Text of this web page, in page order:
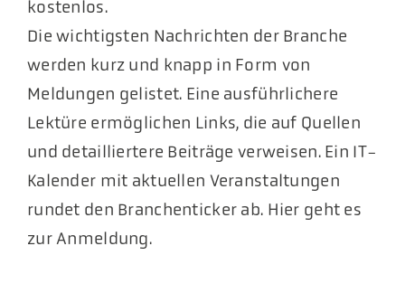
kostenlos.
Die wichtigsten Nachrichten der Branche
werden kurz und knapp in Form von
Meldungen gelistet. Eine ausführlichere
Lektüre ermöglichen Links, die auf Quellen
und detailliertere Beiträge verweisen. Ein IT-
Kalender mit aktuellen Veranstaltungen
rundet den Branchenticker ab. Hier geht es
zur Anmeldung.